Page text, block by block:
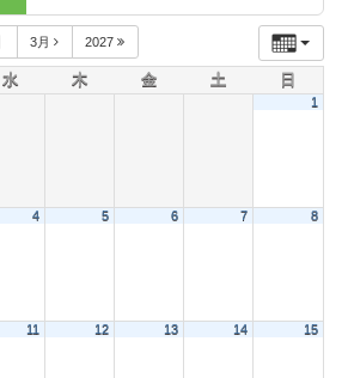
3月 2027
水 木 金 土 日
1
4 5 6 7 8
11 12 13 14 15